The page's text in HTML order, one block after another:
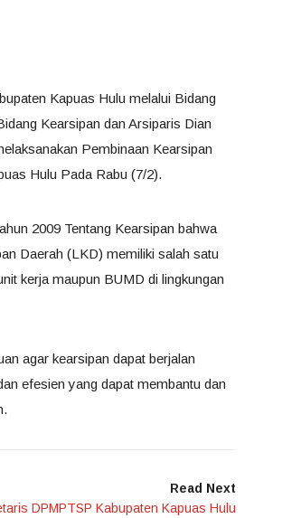
Kapuas Hulu melalui Bidang
Kearsipan dan Arsiparis Dian
Pembinaan Kearsipan
Hulu Pada Rabu (7/2).
2009 Tentang Kearsipan bahwa
Daerah (LKD) memiliki salah satu
kerja maupun BUMD di lingkungan
agar kearsipan dapat berjalan
efesien yang dapat membantu dan
Read Next
DPMPTSP Kabupaten Kapuas Hulu